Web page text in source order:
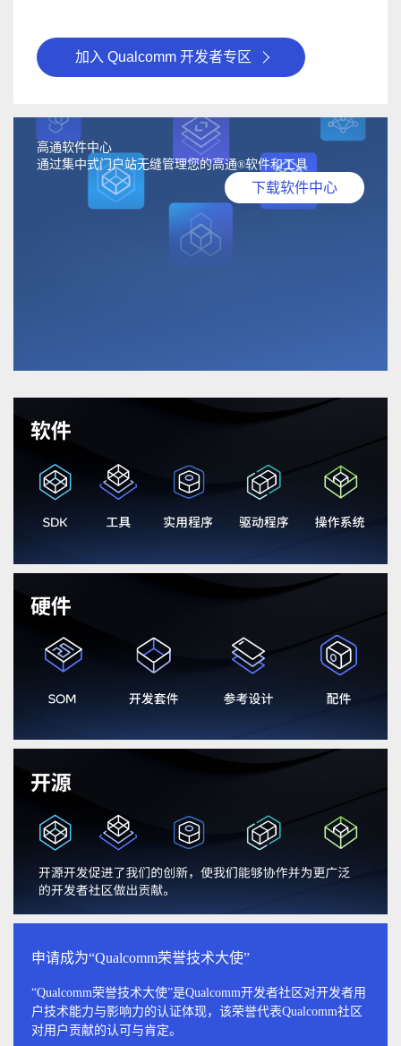
加入 Qualcomm 开发者专区
高通软件中心
通过集中式门户站无缝管理您的高通®软件和工具
下载软件中心
申请成为“Qualcomm荣誉技术大使”
“Qualcomm荣誉技术大使”是Qualcomm开发者社区对开发者用
户技术能力与影响力的认证体现，该荣誉代表Qualcomm社区
对用户贡献的认可与肯定。